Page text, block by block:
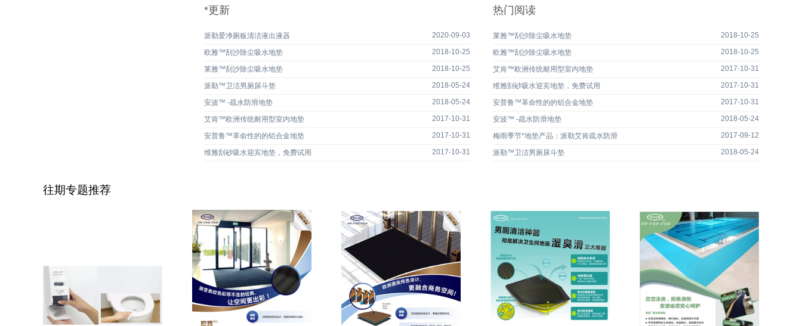
*更新
派勒爱净厕板清洁液出液器 2020-09-03
欧雅™刮沙除尘吸水地垫 2018-10-25
莱雅™刮沙除尘吸水地垫 2018-10-25
派勒™卫洁男厕尿斗垫 2018-05-24
安波™ -疏水防滑地垫 2018-05-24
艾肯™欧洲传统耐用型室内地垫 2017-10-31
安普鲁™革命性的的铝合金地垫 2017-10-31
维雅刮砂吸水迎宾地垫，免费试用 2017-10-31
热门阅读
莱雅™刮沙除尘吸水地垫 2018-10-25
欧雅™刮沙除尘吸水地垫 2018-10-25
艾肯™欧洲传统耐用型室内地垫 2017-10-31
维雅刮砂吸水迎宾地垫，免费试用 2017-10-31
安普鲁™革命性的的铝合金地垫 2017-10-31
安波™ -疏水防滑地垫 2018-05-24
梅雨季节*地垫产品：派勒艾肯疏水防滑 2017-09-12
派勒™卫洁男厕尿斗垫 2018-05-24
往期专题推荐